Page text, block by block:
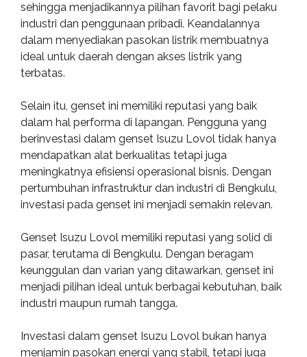
sehingga menjadikannya pilihan favorit bagi pelaku
industri dan penggunaan pribadi. Keandalannya
dalam menyediakan pasokan listrik membuatnya
ideal untuk daerah dengan akses listrik yang
terbatas.
Selain itu, genset ini memiliki reputasi yang baik
dalam hal performa di lapangan. Pengguna yang
berinvestasi dalam genset Isuzu Lovol tidak hanya
mendapatkan alat berkualitas tetapi juga
meningkatnya efisiensi operasional bisnis. Dengan
pertumbuhan infrastruktur dan industri di Bengkulu,
investasi pada genset ini menjadi semakin relevan.
Genset Isuzu Lovol memiliki reputasi yang solid di
pasar, terutama di Bengkulu. Dengan beragam
keunggulan dan varian yang ditawarkan, genset ini
menjadi pilihan ideal untuk berbagai kebutuhan, baik
industri maupun rumah tangga.
Investasi dalam genset Isuzu Lovol bukan hanya
menjamin pasokan energi yang stabil, tetapi juga